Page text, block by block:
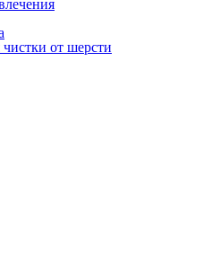
от шерсти